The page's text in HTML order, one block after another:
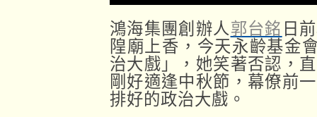
鴻海集團創辦人郭台銘 日
隍廟上香，今天永齡基金
治大戲」，她笑著否認，
剛好適逢中秋節，幕僚前
排好的政治大戲。